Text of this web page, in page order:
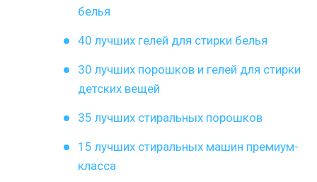
белья
40 лучших гелей для стирки белья
30 лучших порошков и гелей для стирки
детских вещей
35 лучших стиральных порошков
15 лучших стиральных машин премиум-
класса